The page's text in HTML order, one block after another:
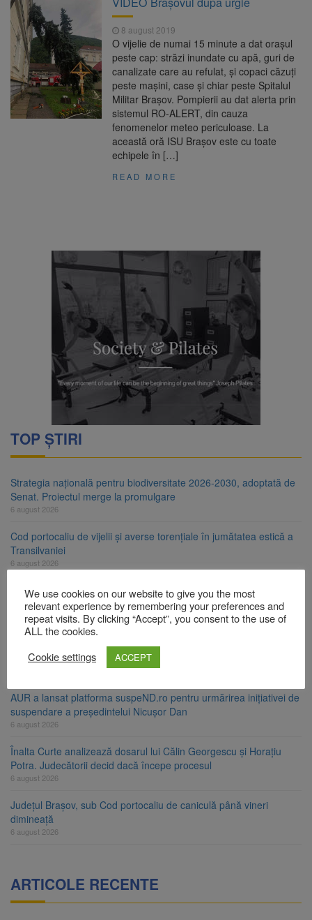
Ormeniș
6 august 2026
AUR a lansat platforma
suspeND.ro pentru urmărirea inițiativei de
suspendare a președintelui Nicușor Dan
6 august 2026
Înalta Curte analizează
dosarul lui Călin Georgescu și Horațiu Potra.
Judecătorii decid dacă începe procesul
6 august 2026
Strategia națională pentru
biodiversitate 2026-2030, adoptată de Senat.
Proiectul merge la promulgare
8 august 2019
O vijelie de numai 15 minute a dat orașul
peste cap: străzi inundate cu apă, guri de
canalizate care au refulat, și copaci căzuți
peste mașini, case și chiar peste Spitalul
Militar Brașov. Pompierii au dat alerta prin
sistemul RO-ALERT, din cauza
fenomenelor meteo periculoase. La
această oră ISU Brașov este cu toate
echipele în […]
READ MORE
TOP ȘTIRI
Strategia națională pentru biodiversitate 2026-2030, adoptată de
Senat. Proiectul merge la promulgare
6 august 2026
Cod portocaliu de vijelii și averse torențiale în jumătatea estică a
Transilvaniei
6 august 2026
Bărbat din Victoria, reținut după ce și-ar fi agresat soția de două
ori în câteva zile
6 august 2026
Urmele atelajului i-au condus pe polițiști la cioate. Bărbat prins în
pădure la Ormeniș
AUR a lansat platforma suspeND.ro pentru urmărirea inițiativei de
suspendare a președintelui Nicușor Dan
6 august 2026
Înalta Curte analizează dosarul lui Călin Georgescu și Horațiu
Potra. Judecătorii decid dacă începe procesul
6 august 2026
Județul Brașov, sub Cod portocaliu de caniculă până vineri
dimineață
6 august 2026
ARTICOLE RECENTE
We use cookies on our website to give you the most
relevant experience by remembering your preferences and
repeat visits. By clicking “Accept”, you consent to the use of
ALL the cookies.
Cookie settings
ACCEPT